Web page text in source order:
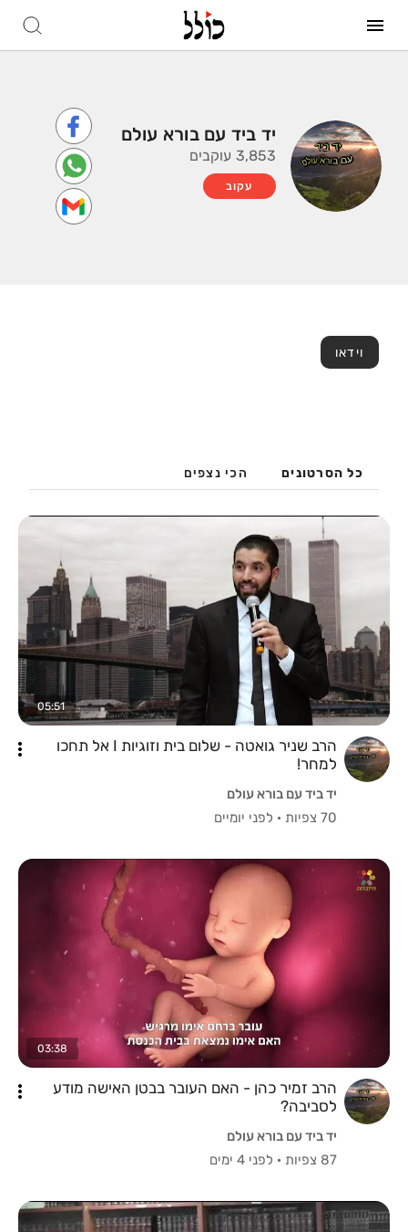
יד ביד עם בורא עולם
3,853 עוקבים
עקוב
וידאו
כל הסרטונים הכי נצפים
05:51
הרב שניר גואטה - שלום בית וזוגיות I אל תחכו
למחר!
יד ביד עם בורא עולם
70 צפיות
· לפני יומיים
03:38
הרב זמיר כהן - האם העובר בבטן האישה מודע
לסביבה?
יד ביד עם בורא עולם
87 צפיות
· לפני 4 ימים